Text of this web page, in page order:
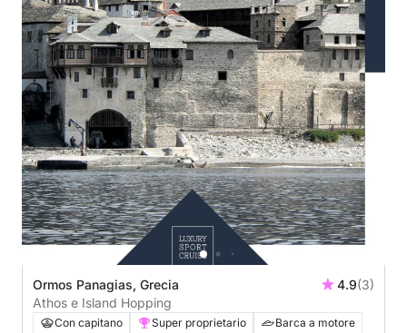
Ormos Panagias, Grecia 4.9(3)
Athos e Island Hopping
Con capitano Super proprietario
Barca a motore